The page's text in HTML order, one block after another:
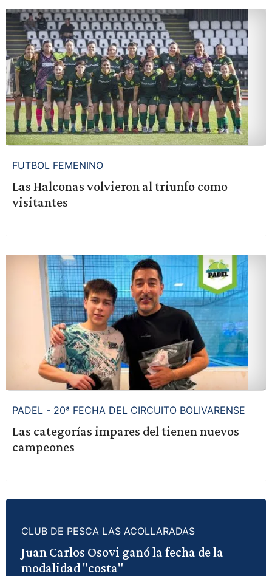
FUTBOL FEMENINO
Las Halconas volvieron al triunfo como
visitantes
PADEL - 20ª FECHA DEL CIRCUITO BOLIVARENSE
Las categorías impares del tienen nuevos
campeones
CLUB DE PESCA LAS ACOLLARADAS
Juan Carlos Osovi ganó la fecha de la
modalidad "costa"